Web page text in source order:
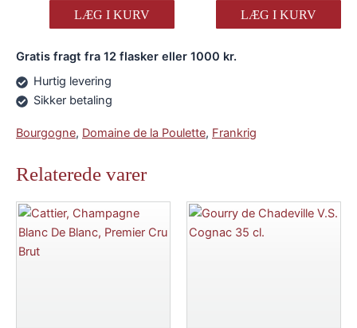
Coteaux
2022
antal
LÆG I KURV
Coteaux
2022
LÆG I KURV
Gratis fragt fra 12 flasker eller 1000 kr.
Hurtig levering
Sikker betaling
Bourgogne, Domaine de la Poulette, Frankrig
Relaterede varer